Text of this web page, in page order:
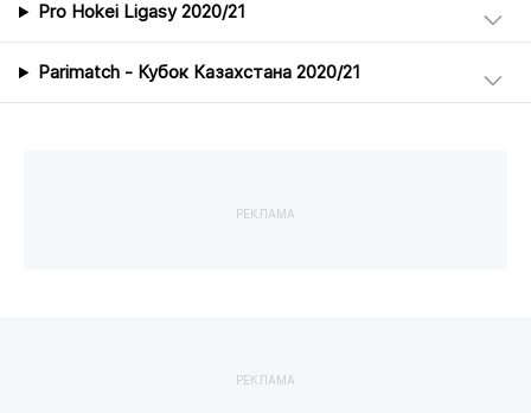
Pro Hokei Ligasy 2020/21
Parimatch - Кубок Казахстана 2020/21
РЕКЛАМА
РЕКЛАМА